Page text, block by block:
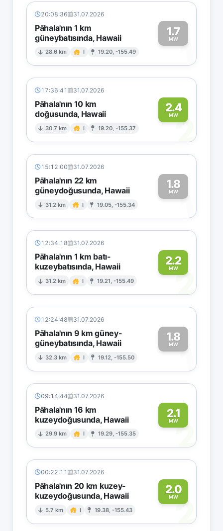
20:08:36 31.07.2026
Pāhala'nın 1 km
güneybatısında, Hawaii
28.6 km I 19.20, -155.49
1.7
MW1
17:36:41 31.07.2026
Pāhala'nın 10 km
doğusunda, Hawaii
30.7 km I 19.20, -155.37
2.4
MW
2
15:12:00 31.07.2026
Pāhala'nın 22 km
güneydoğusunda, Hawaii
31.2 km I 19.05, -155.34
1.8
MW1
12:34:18 31.07.2026
Pāhala'nın 1 km batı-
kuzeybatısında, Hawaii
31.2 km I 19.21, -155.49
2.2
MW2
12:24:48 31.07.2026
Pāhala'nın 9 km güney-
güneybatısında, Hawaii
32.3 km I 19.12, -155.50
1.8
MW1
09:14:44 31.07.2026
Pāhala'nın 16 km
kuzeydoğusunda, Hawaii
29.9 km I 19.29, -155.35
2.1
MW2
00:22:11 31.07.2026
Pāhala'nın 20 km kuzey-
kuzeydoğusunda, Hawaii
5.7 km I 19.38, -155.43
2.0
MW
2